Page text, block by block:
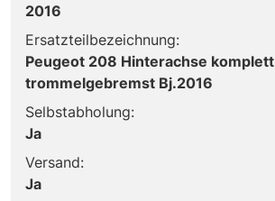
2016
Ersatzteilbezeichnung:
Peugeot 208 Hinterachse komplett
trommelgebremst Bj.2016
Selbstabholung:
Ja
Versand:
Ja